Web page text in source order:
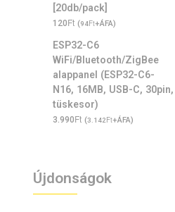
[20db/pack]
120Ft (94Ft+ÁFA)
ESP32-C6
WiFi/Bluetooth/ZigBee
alappanel (ESP32-C6-
N16, 16MB, USB-C,
tüskesor)
3.990Ft (3.142Ft+ÁFA)
Újdonságok